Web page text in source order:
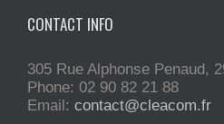
CONTACT INFO
305 Rue Alphonse Penaud,
Phone: 02 90 82 21 88
Email: contact@cleacom.fr